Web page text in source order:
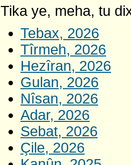
Tika ye, meha, tu
Tebax, 2026
Tîrmeh, 2026
Hezîran, 2026
Gulan, 2026
Nîsan, 2026
Adar, 2026
Sebat, 2026
Çile, 2026